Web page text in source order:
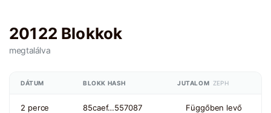
20122 Blokkok
megtalálva
DÁTUM BLOKK HASH JUTALOM ZEPH
2 perce 85caef…557087 Függőben levő